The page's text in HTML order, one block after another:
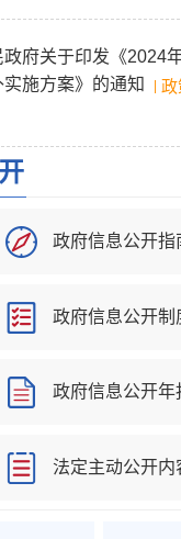
府关于印发《2024
施方案》的通知
| 政
政府信息公开指
政府信息公开制
政府信息公开年
法定主动公开内